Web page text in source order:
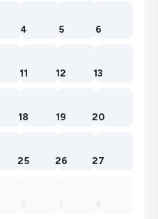
4 5 6
11 12 13
18 19 20
25 26 27